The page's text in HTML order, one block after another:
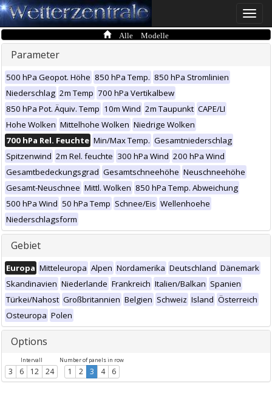
Toggle
Alle Modelle
Parameter
500 hPa Geopot. Höhe 850 hPa Temp. 850 hPa Stromlinien
Niederschlag 2m Temp 700 hPa Vertikalbew
850 hPa Pot. Äquiv. Temp 10m Wind 2m Taupunkt CAPE/LI
Hohe Wolken Mittelhohe Wolken Niedrige Wolken
700 hPa Rel. Feuchte Min/Max Temp. Gesamtniederschlag
Spitzenwind 2m Rel. feuchte 300 hPa Wind 200 hPa Wind
Gesamtbedeckungsgrad Gesamtschneehöhe Neuschneehöhe
Gesamt-Neuschnee Mittl. Wolken 850 hPa Temp. Abweichung
500 hPa Wind 50 hPa Temp Schnee/Eis Wellenhoehe
Niederschlagsform
Gebiet
Europa Mitteleuropa Alpen Nordamerika Deutschland Dänemark
Skandinavien Niederlande Frankreich Italien/Balkan Spanien
Türkei/Nahost Großbritannien Belgien Schweiz Island Österreich
Osteuropa Polen
Options
Intervall
3 6 12 24
Number of panels in row
1 2 3 4 6